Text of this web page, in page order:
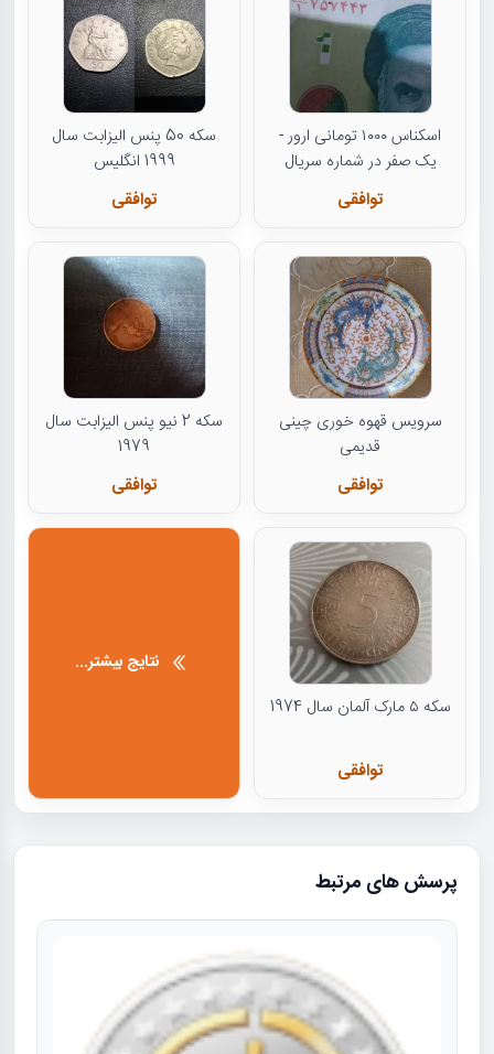
اسکناس ۱۰۰۰ تومانی ارور -
یک صفر در شماره سریال
توافقی
سکه 50 پنس الیزابت سال
1999 انگلیس
توافقی
سرویس قهوه خوری چینی
قدیمی
توافقی
سکه 2 نیو پنس الیزابت سال
1979
توافقی
سکه ۵ مارک آلمان سال 1974
توافقی
نتایج بیشتر...
پرسش های مرتبط